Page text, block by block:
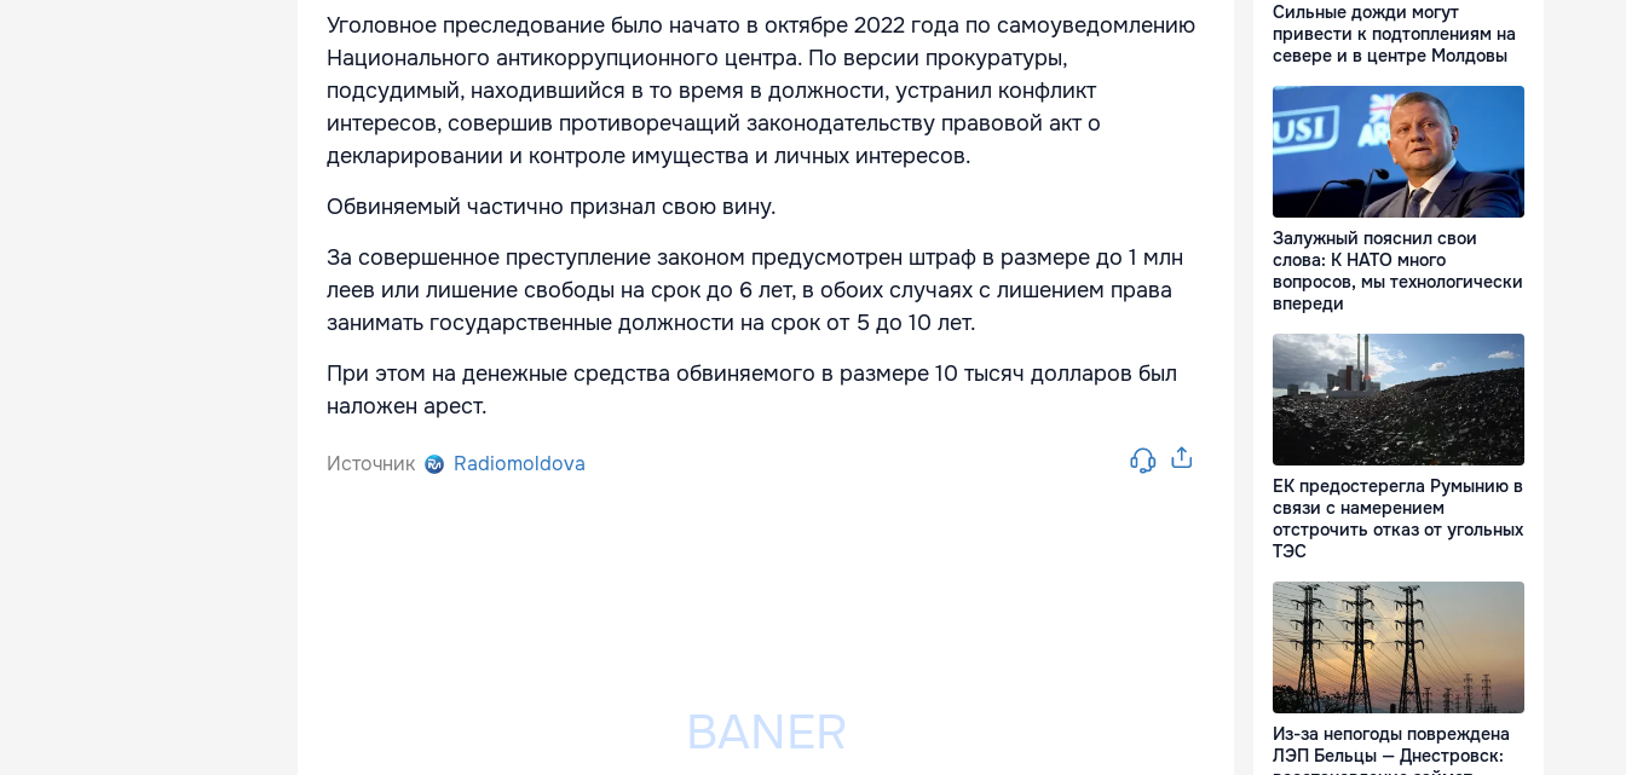
Уголовное преследование было начато в октябре 2022 года по самоуведомлению
Национального антикоррупционного центра. По версии прокуратуры,
подсудимый, находившийся в то время в должности, устранил конфликт
интересов, совершив противоречащий законодательству правовой акт о
декларировании и контроле имущества и личных интересов.
Обвиняемый частично признал свою вину.
За совершенное преступление законом предусмотрен штраф в размере до 1 млн
леев или лишение свободы на срок до 6 лет, в обоих случаях с лишением права
занимать государственные должности на срок от 5 до 10 лет.
При этом на денежные средства обвиняемого в размере 10 тысяч долларов был
наложен арест.
Источник Radiomoldova
Сильные дожди могут
привести к подтоплениям на
севере и в центре Молдовы
Залужный пояснил свои
слова: К НАТО много
вопросов, мы технологически
впереди
ЕК предостерегла Румынию в
связи с намерением
отстрочить отказ от угольных
ТЭС
Из-за непогоды повреждена
ЛЭП Бельцы — Днестровск: